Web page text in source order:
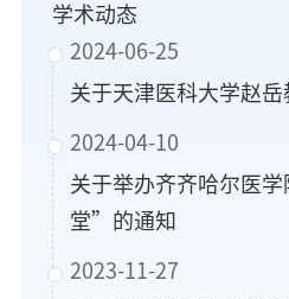
学术动态
2024-06-25
关于天津医科大学赵
2024-04-10
关于举办齐齐哈尔医
堂”的通知
2023-11-27